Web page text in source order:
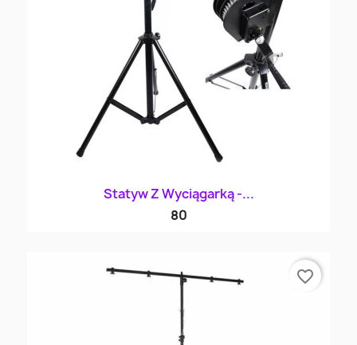
Statyw Z Wyciągarką -...
80
favorite_border